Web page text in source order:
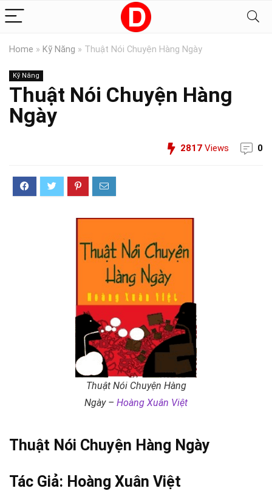
Home » Kỹ Năng » Thuật Nói Chuyện Hàng Ngày
Kỹ Năng
Thuật Nói Chuyện Hàng
Ngày
2817 Views 0
Thuật Nói Chuyện Hàng
Ngày – Hoàng Xuân Việt
Thuật Nói Chuyện Hàng Ngày
Tác Giả: Hoàng Xuân Việt